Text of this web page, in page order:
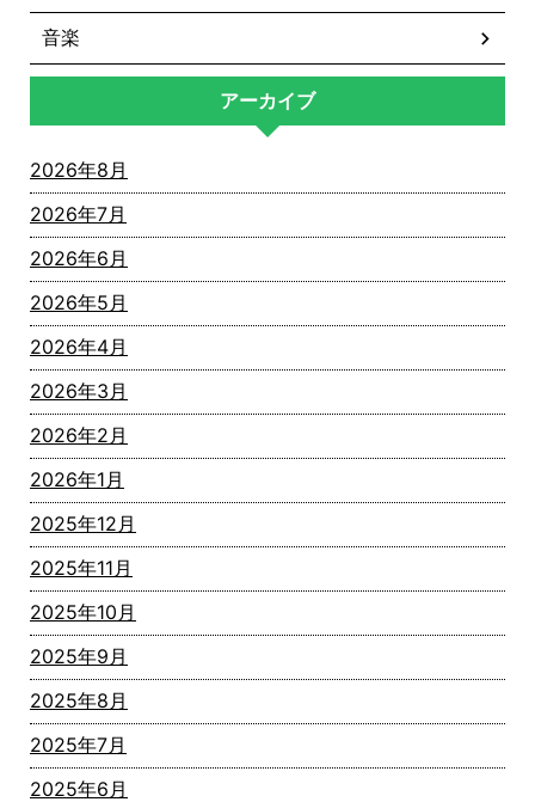
音楽
アーカイブ
2026年8月
2026年7月
2026年6月
2026年5月
2026年4月
2026年3月
2026年2月
2026年1月
2025年12月
2025年11月
2025年10月
2025年9月
2025年8月
2025年7月
2025年6月